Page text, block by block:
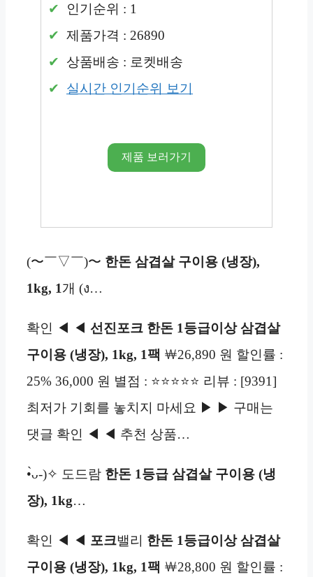
인기순위 : 1
제품가격 : 26890
상품배송 : 로켓배송
실시간 인기순위 보기
제품 보러가기
(〜￣▽￣)〜 한돈 삼겹살 구이용 (냉장),
1kg, 1개 (ง…
확인 ◀ ◀ 선진포크 한돈 1등급이상 삼겹살
구이용 (냉장), 1kg, 1팩 ￦26,890 원 할인률 :
25% 36,000 원 별점 : ⭐⭐⭐⭐⭐ 리뷰 : [9391]
최저가 기회를 놓치지 마세요 ▶ ▶ 구매는
댓글 확인 ◀ ◀ 추천 상품…
•̀ᴗ-)✧ 도드람 한돈 1등급 삼겹살 구이용 (냉
장), 1kg…
확인 ◀ ◀ 포크밸리 한돈 1등급이상 삼겹살
구이용 (냉장), 1kg, 1팩 ￦28,800 원 할인률 :